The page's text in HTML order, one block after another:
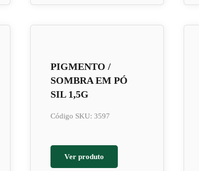
PIGMENTO /
SOMBRA EM PÓ
SIL 1,5G
Código SKU: 3597
Ver produto